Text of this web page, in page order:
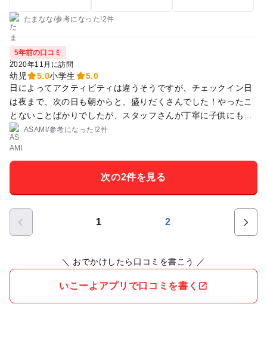
た。ベットも3つしか使わなかったし、もう少し柔軟にしてほ
しいです。飲み放題は缶ジュースやビールを持ってきてくれて
楽でした。 でも本当にスタッフさんに良くしていただき、とて
も楽しかったです。今度はgoto無しでももっと安くなるか、ト
イレ・洗面台が整備されたらまた行きたいです。かに漁してみ
たいです。
たまなな/参考に なった!2件
5年前の口コミ
2020年11月に訪問
幼児 5.0小学生
5.0
日によってアクティビティは違うそうですが、チェックイン日
は夜まで、次の日も朝からと、盛りだくさんでした！やったこ
とないことばかりでしたが、スタッフさんが丁寧に子供にも分
かりやすく教えて下さるのでめちゃくちゃ楽しめました！アク
ティビティ以外にもトランポリンがあったり、バドミントンや
た！お兄さんお姉さんも優しく楽しい方々で、沢山遊んでいた
だいて子供達大喜びでした！ 寒いかなーと心配でしたが、テン
ト内にエアコンもストーブもあって暖かかったし、ご飯も美味
しかったです！
ASAMl/参考になった!2件
次の2件を見る
1 2
＼ おでかけしたら口コミを書こう ／
いこーよアプリで口コミを書く